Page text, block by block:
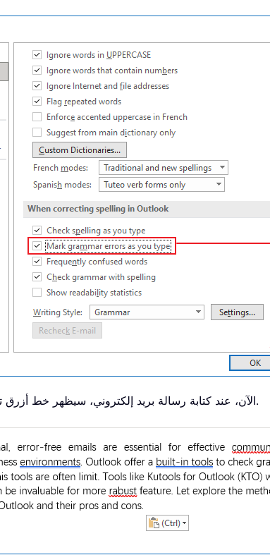
الآن، عند كتابة رسالة بريد إلكتروني، سيظهر خط أزرق تحت الأخطاء النحوية.